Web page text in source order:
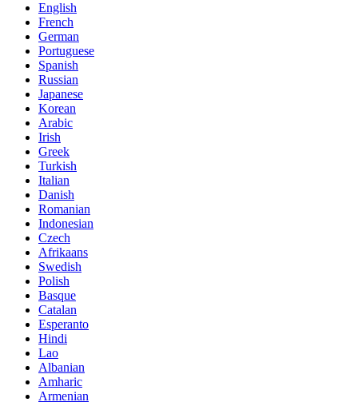
English
French
German
Portuguese
Spanish
Russian
Japanese
Korean
Arabic
Irish
Greek
Turkish
Italian
Danish
Romanian
Indonesian
Czech
Afrikaans
Swedish
Polish
Basque
Catalan
Esperanto
Hindi
Lao
Albanian
Amharic
Armenian